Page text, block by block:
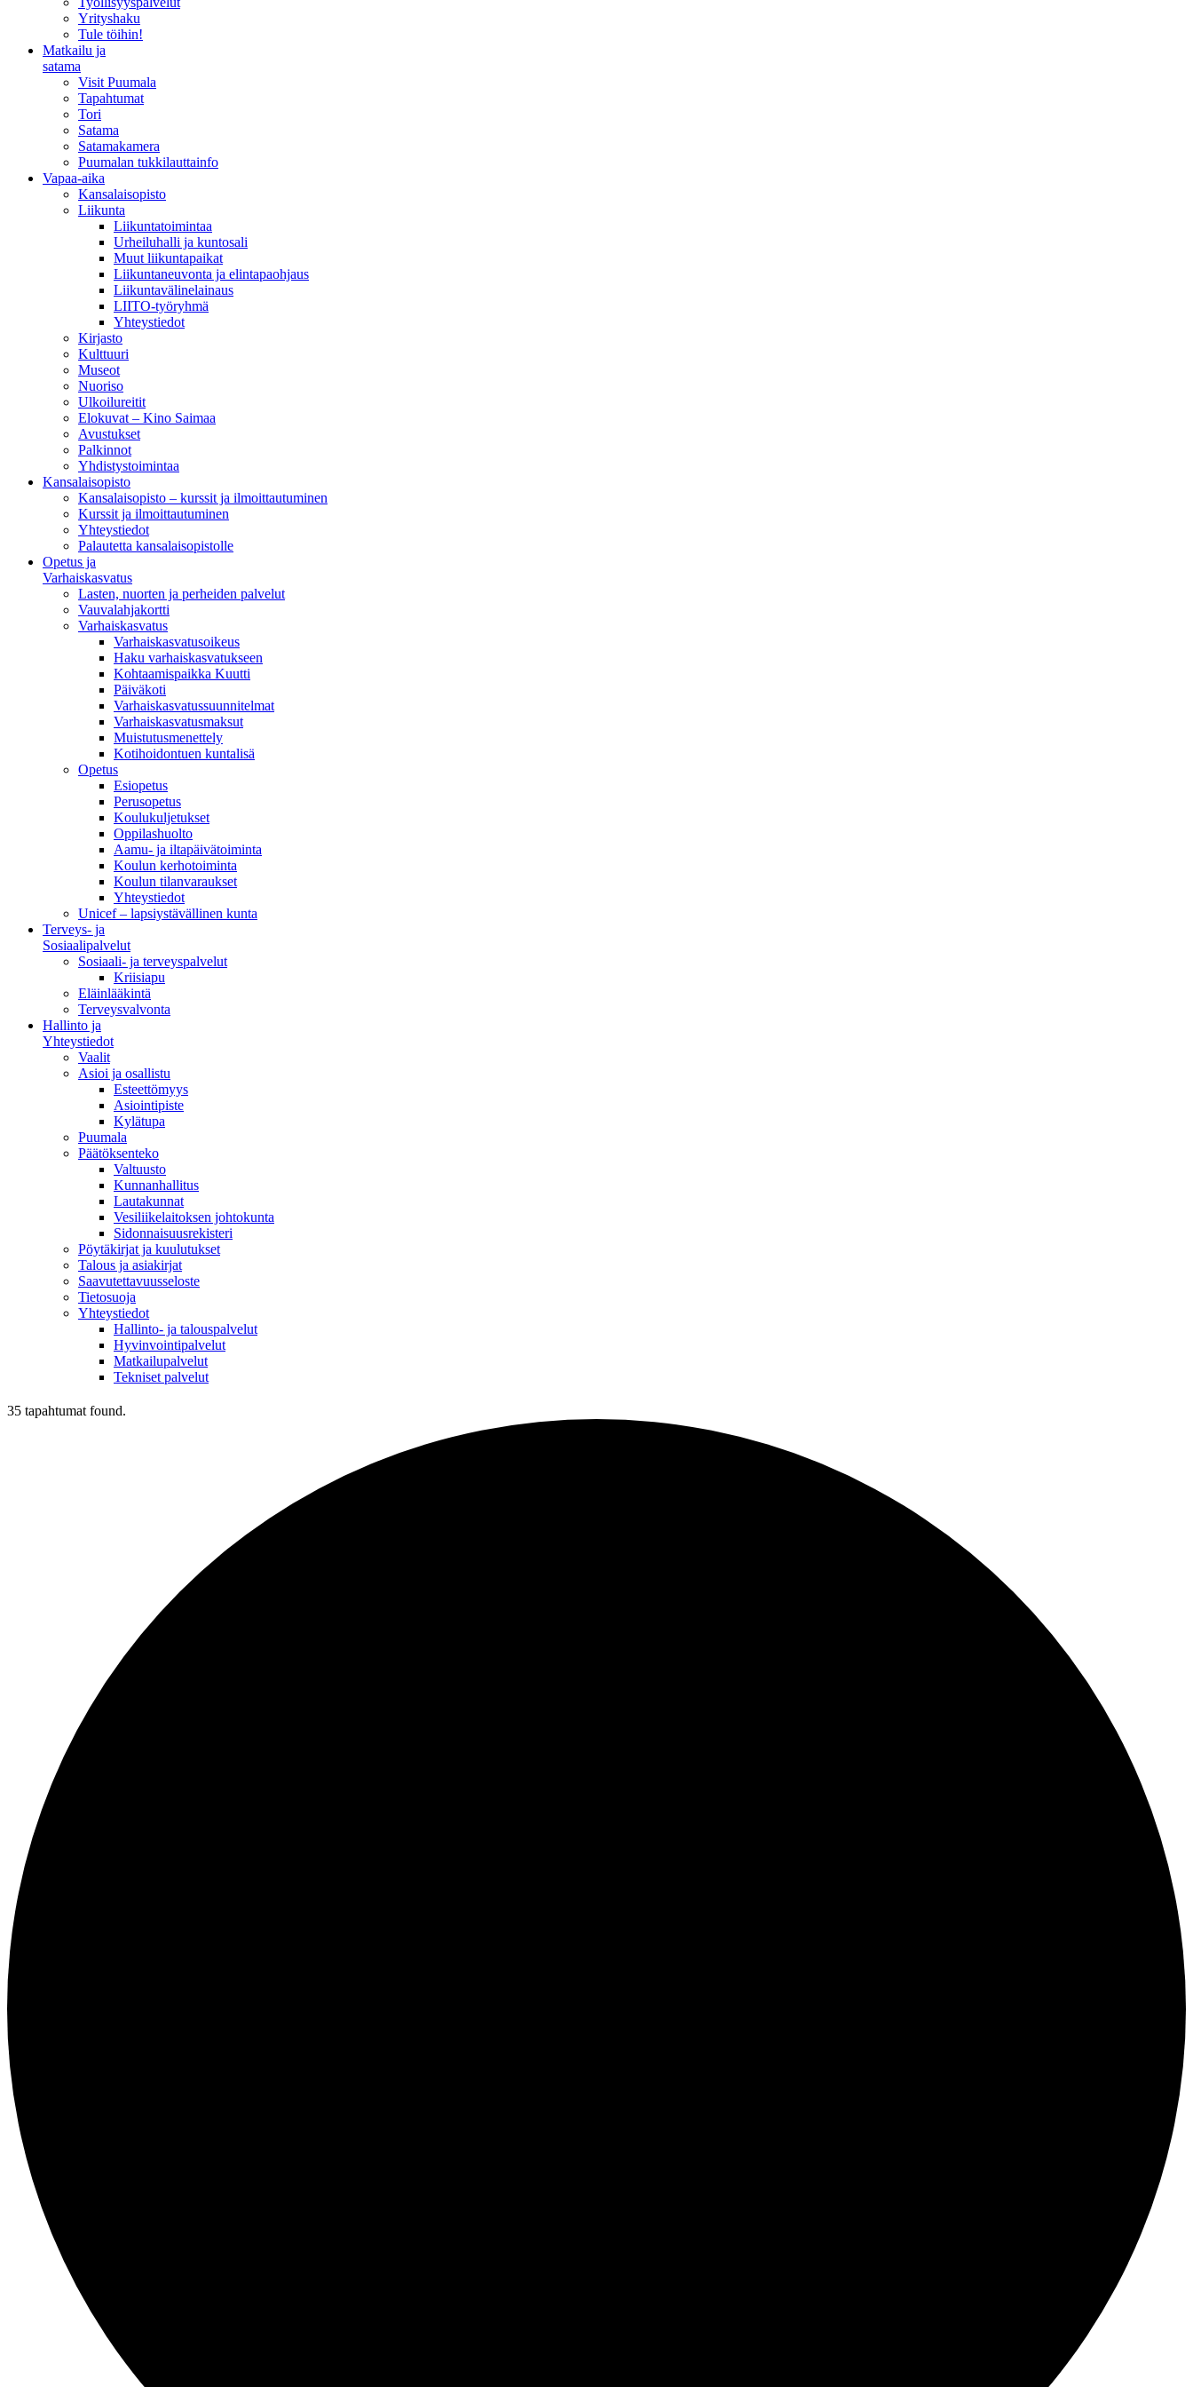
Yrityshaku
Tule töihin!
Matkailu ja
satama
Visit Puumala
Tapahtumat
Tori
Satama
Satamakamera
Puumalan tukkilauttainfo
Vapaa-aika
Kansalaisopisto
Liikunta
Liikuntatoimintaa
Urheiluhalli ja kuntosali
Muut liikuntapaikat
Liikuntaneuvonta ja elintapaohjaus
Liikuntavälinelainaus
LIITO-työryhmä
Yhteystiedot
Kirjasto
Kulttuuri
Museot
Nuoriso
Ulkoilureitit
Elokuvat – Kino Saimaa
Avustukset
Palkinnot
Yhdistystoimintaa
Kansalaisopisto
Kansalaisopisto – kurssit ja ilmoittautuminen
Kurssit ja ilmoittautuminen
Yhteystiedot
Palautetta kansalaisopistolle
Opetus ja
Varhaiskasvatus
Lasten, nuorten ja perheiden palvelut
Vauvalahjakortti
Varhaiskasvatus
Varhaiskasvatusoikeus
Haku varhaiskasvatukseen
Kohtaamispaikka Kuutti
Päiväkoti
Varhaiskasvatussuunnitelmat
Varhaiskasvatusmaksut
Muistutusmenettely
Kotihoidontuen kuntalisä
Opetus
Esiopetus
Perusopetus
Koulukuljetukset
Oppilashuolto
Aamu- ja iltapäivätoiminta
Koulun kerhotoiminta
Koulun tilanvaraukset
Yhteystiedot
Unicef – lapsiystävällinen kunta
Terveys- ja
Sosiaalipalvelut
Sosiaali- ja terveyspalvelut
Kriisiapu
Eläinlääkintä
Terveysvalvonta
Hallinto ja
Yhteystiedot
Vaalit
Asioi ja osallistu
Esteettömyys
Asiointipiste
Kylätupa
Puumala
Päätöksenteko
Valtuusto
Kunnanhallitus
Lautakunnat
Vesiliikelaitoksen johtokunta
Sidonnaisuusrekisteri
Pöytäkirjat ja kuulutukset
Talous ja asiakirjat
Saavutettavuusseloste
Tietosuoja
Yhteystiedot
Hallinto- ja talouspalvelut
Hyvinvointipalvelut
Matkailupalvelut
Tekniset palvelut
35 tapahtumat found.